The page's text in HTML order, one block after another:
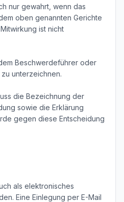
nur gewahrt, wenn das
oben genannten Gerichte
ist nicht
Beschwerdeführer oder
unterzeichnen.
die Bezeichnung der
sowie die Erklärung
gegen diese Entscheidung
als elektronisches
Eine Einlegung per E-Mail